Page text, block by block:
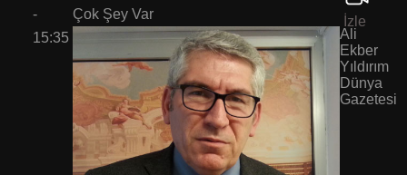
-
15:35
Çok Şey Var
Ali
Ekber
Yıldırım
Dünya
Gazetesi
İzle